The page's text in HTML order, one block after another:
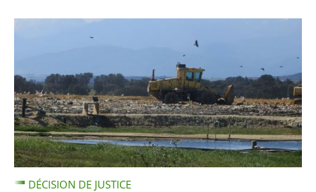
DÉCISION DE JUSTICE